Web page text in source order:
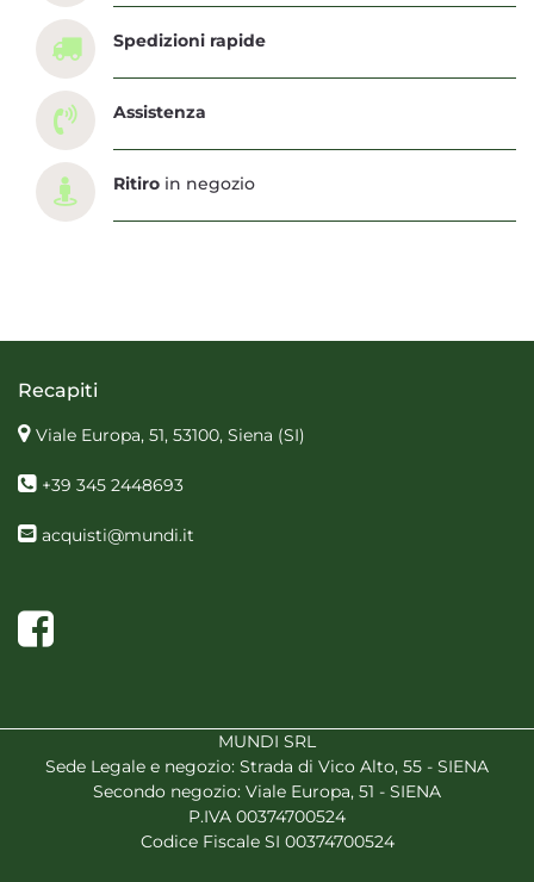
Spedizioni rapide
Assistenza
Ritiro in negozio
Recapiti
Viale Europa, 51, 53100, Siena (SI)
+39 345 2448693
acquisti@mundi.it
Facebook
MUNDI SRL
Sede Legale e negozio: Strada di Vico Alto, 55 - SIENA
Secondo negozio: Viale Europa, 51 - SIENA
P.IVA 00374700524
Codice Fiscale SI 00374700524